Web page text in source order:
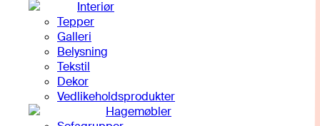
Interiør
Tepper
Galleri
Belysning
Tekstil
Dekor
Vedlikeholdsprodukter
Hagemøbler